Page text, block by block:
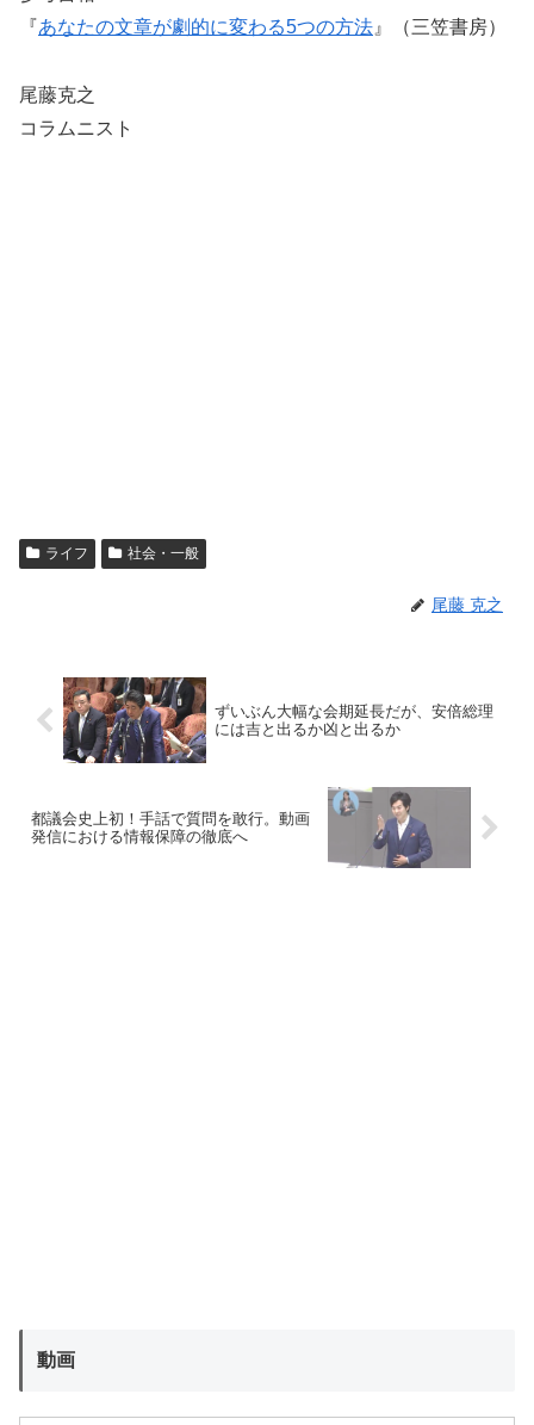
『 あなたの文章が劇的に変わる5つの方法』（三笠書房）
尾藤克之
コラムニスト
ライフ 社会・一般
尾藤 克之
ずいぶん大幅な会期延長だが、安倍総理
には吉と出るか凶と出るか
都議会史上初！手話で質問を敢行。動画
発信における情報保障の徹底へ
動画